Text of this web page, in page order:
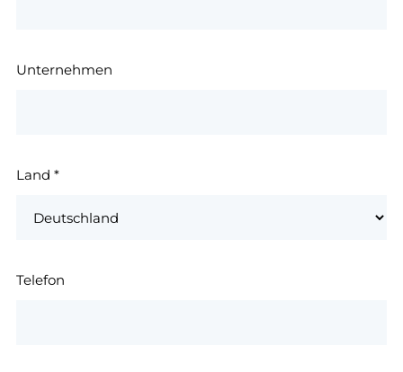
Unternehmen
Land *
Telefon